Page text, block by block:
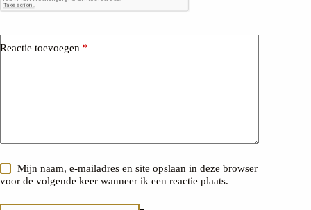
Reactie toevoegen *
Mijn naam, e-mailadres en site opslaan in deze browser
voor de volgende keer wanneer ik een reactie plaats.